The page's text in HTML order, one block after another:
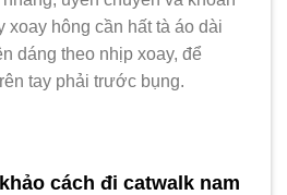
xoay hông cần hất tà áo dài
dáng theo nhịp xoay, để
tay phải trước bụng.
cách đi catwalk nam